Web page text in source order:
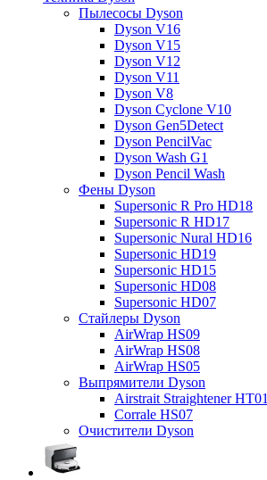
Пылесосы Dyson
Dyson V16
Dyson V15
Dyson V12
Dyson V11
Dyson V8
Dyson Cyclone V10
Dyson Gen5Detect
Dyson PencilVac
Dyson Wash G1
Dyson Pencil Wash
Фены Dyson
Supersonic R Pro HD18
Supersonic R HD17
Supersonic Nural HD16
Supersonic HD19
Supersonic HD15
Supersonic HD08
Supersonic HD07
Стайлеры Dyson
AirWrap HS09
AirWrap HS08
AirWrap HS05
Выпрямители Dyson
Airstrait Straightener HT01
Corrale HS07
Очистители Dyson